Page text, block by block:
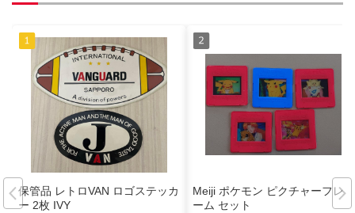
保管品 レトロVAN ロゴステッカ
ー 2枚 IVY
Meiji ポケモン ピクチャーフレ
ーム セット